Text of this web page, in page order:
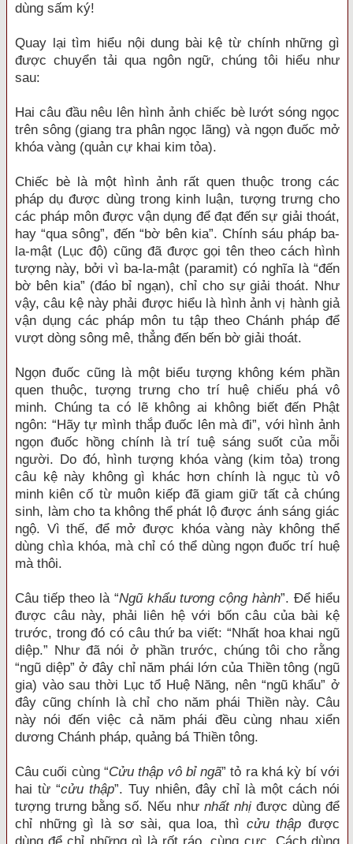
dùng sấm ký!
Quay lại tìm hiểu nội dung bài kệ từ chính những gì
được chuyển tải qua ngôn ngữ, chúng tôi hiểu như
sau:
Hai câu đầu nêu lên hình ảnh chiếc bè lướt sóng ngọc
trên sông (giang tra phân ngọc lãng) và ngọn đuốc mở
khóa vàng (quản cự khai kim tỏa).
Chiếc bè là một hình ảnh rất quen thuộc trong các
pháp dụ được dùng trong kinh luận, tượng trưng cho
các pháp môn được vận dụng để đạt đến sự giải thoát,
hay “qua sông”, đến “bờ bên kia”. Chính sáu pháp ba-
la-mật (Lục độ) cũng đã được gọi tên theo cách hình
tượng này, bởi vì ba-la-mật (paramit) có nghĩa là “đến
bờ bên kia” (đáo bỉ ngạn), chỉ cho sự giải thoát. Như
vậy, câu kệ này phải được hiểu là hình ảnh vị hành giả
vận dụng các pháp môn tu tập theo Chánh pháp để
vượt dòng sông mê, thẳng đến bến bờ giải thoát.
Ngọn đuốc cũng là một biểu tượng không kém phần
quen thuộc, tượng trưng cho trí huệ chiếu phá vô
minh. Chúng ta có lẽ không ai không biết đến Phật
ngôn: “Hãy tự mình thắp đuốc lên mà đi”, với hình ảnh
ngọn đuốc hồng chính là trí tuệ sáng suốt của mỗi
người. Do đó, hình tượng khóa vàng (kim tỏa) trong
câu kệ này không gì khác hơn chính là ngục tù vô
minh kiên cố từ muôn kiếp đã giam giữ tất cả chúng
sinh, làm cho ta không thể phát lộ được ánh sáng giác
ngộ. Vì thế, để mở được khóa vàng này không thể
dùng chìa khóa, mà chỉ có thể dùng ngọn đuốc trí huệ
mà thôi.
Câu tiếp theo là “Ngũ khẩu tương cộng hành”. Để hiểu
được câu này, phải liên hệ với bốn câu của bài kệ
trước, trong đó có câu thứ ba viết: “Nhất hoa khai ngũ
diệp.” Như đã nói ở phần trước, chúng tôi cho rằng
“ngũ diệp” ở đây chỉ năm phái lớn của Thiền tông (ngũ
gia) vào sau thời Lục tổ Huệ Năng, nên “ngũ khẩu” ở
đây cũng chính là chỉ cho năm phái Thiền này. Câu
này nói đến việc cả năm phái đều cùng nhau xiển
dương Chánh pháp, quảng bá Thiền tông.
Câu cuối cùng “Cửu thập vô bỉ ngã” tỏ ra khá kỳ bí với
hai từ “cửu thập”. Tuy nhiên, đây chỉ là một cách nói
tượng trưng bằng số. Nếu như nhất nhị được dùng để
chỉ những gì là sơ sài, qua loa, thì cửu thập được